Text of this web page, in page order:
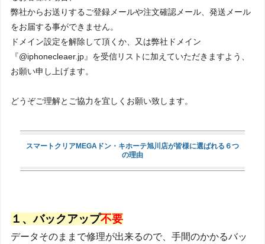
弊社からお送りするご登録メールや注文確認メール、発送メール
をお届する事ができません。
ドメイン設定を解除して頂くか、又は弊社ドメイン
『@iphonecleaer.jp』を受信リストに加えていただきますよう、
お願い申し上げます。
どうぞご理解とご協力を宜しくお願い致します。
スマートクリアMEGAドン・キホーテ旭川店が皆様に選ばれる６つ
の理由
１、バックアップ不要
データそのままで修理が出来るので、手間のかかるバッ